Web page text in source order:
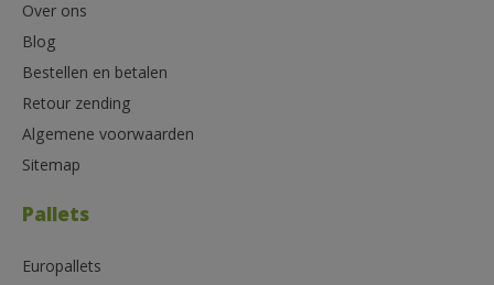
Over ons
Blog
Bestellen en betalen
Retour zending
Algemene voorwaarden
Sitemap
Pallets
Europallets